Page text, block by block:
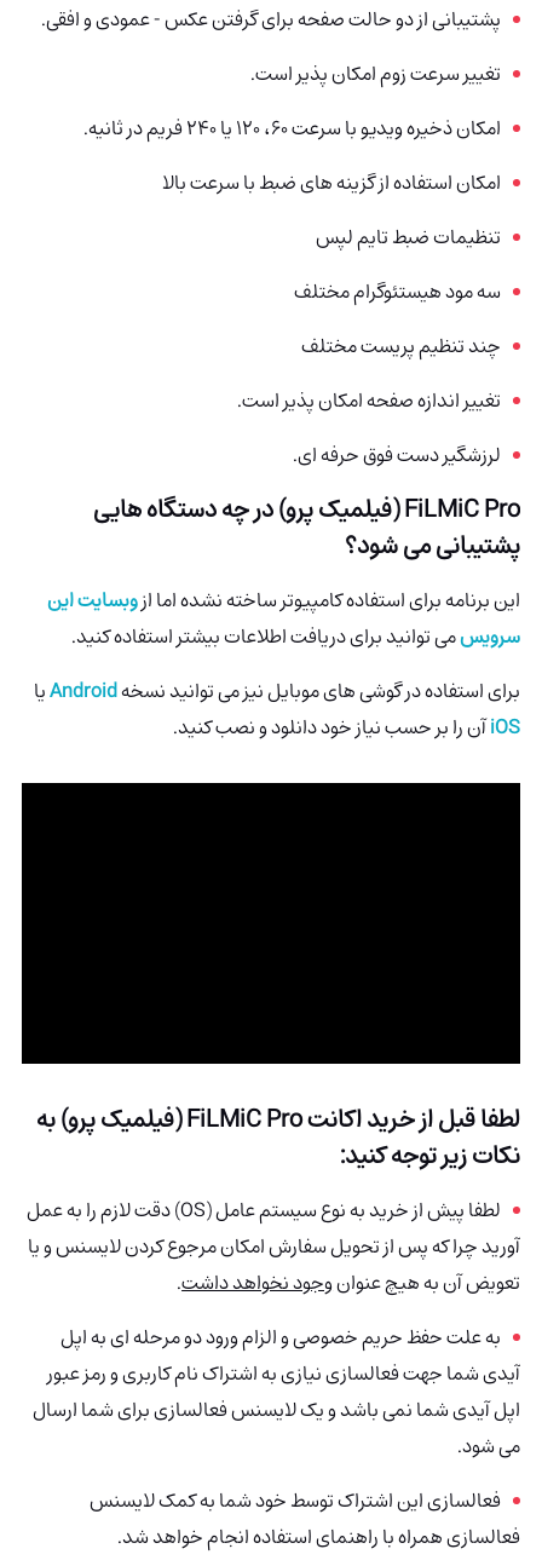
پشتیبانی از دو حالت صفحه برای گرفتن عکس - عمودی و افقی.
تغییر سرعت زوم امکان پذیر است.
امکان ذخیره ویدیو با سرعت 60، 120 یا 240 فریم در ثانیه.
امکان استفاده از گزینه های ضبط با سرعت بالا
تنظیمات ضبط تایم لپس
سه مود هیستئوگرام مختلف
چند تنظیم پریست مختلف
تغییر اندازه صفحه امکان پذیر است.
لرزشگیر دست فوق حرفه ای.
FiLMiC Pro (فیلمیک پرو)
در چه دستگاه هایی
پشتیبانی می شود؟
این برنامه برای استفاده کامپیوتر ساخته نشده اما ازوبسایت این
سرویسمی توانید برای دریافت اطلاعات بیشتر استفاده کنید.
برای استفاده در گوشی های موبایل نیز می توانید نسخهAndroidیا
iOSآن را بر حسب نیاز خود دانلود و نصب کنید.
لطفا قبل از خرید اکانتFiLMiC Pro (فیلمیک پرو)
به
نکات زیر توجه کنید:
لطفا پیش از خرید به نوع سیستم عامل (OS) دقت لازم را به عمل
آورید چرا که پس از تحویل سفارش امکان مرجوع کردن لایسنس و یا
تعویض آن به هیچ عنوانوجود نخواهد داشت.
به علت حفظ حریم خصوصی و الزام ورود دو مرحله ای به اپل
آیدی شما جهت فعالسازی نیازی به اشتراک نام کاربری و رمز عبور
اپل آیدی شما نمی باشد و یک لایسنس فعالسازی برای شما ارسال
می شود.
فعالسازی این اشتراک توسط خود شما به کمک لایسنس
فعالسازی همراه با راهنمای استفاده انجام خواهد شد.